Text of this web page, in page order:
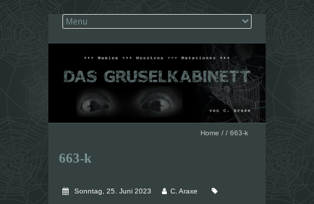
Home / / 663-k
663-k
Sonntag, 25. Juni 2023 C. Araxe